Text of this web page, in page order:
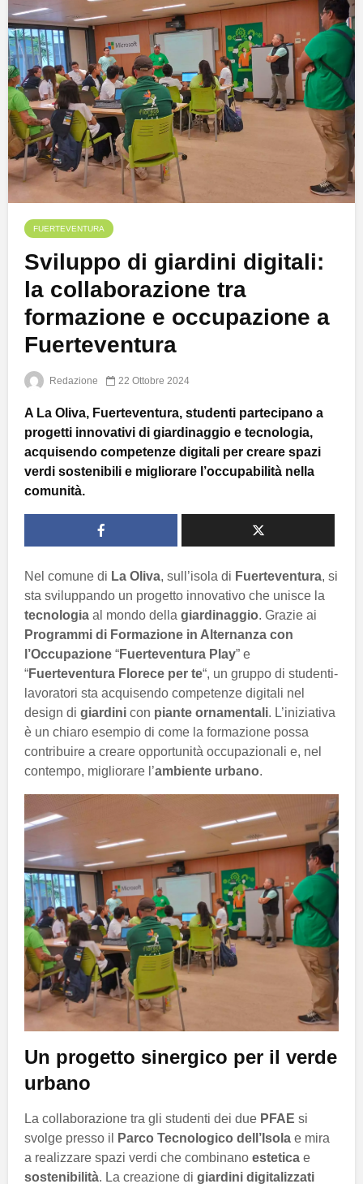
FUERTEVENTURA
Sviluppo di giardini digitali:
la collaborazione tra
formazione e occupazione a
Fuerteventura
Redazione 22 Ottobre 2024
A La Oliva, Fuerteventura, studenti partecipano a
progetti innovativi di giardinaggio e tecnologia,
acquisendo competenze digitali per creare spazi
verdi sostenibili e migliorare l’occupabilità nella
comunità.
Nel comune di La Oliva, sull’isola di Fuerteventura, si
sta sviluppando un progetto innovativo che unisce la
tecnologia al mondo della giardinaggio. Grazie ai
Programmi di Formazione in Alternanza con
l’Occupazione “Fuerteventura Play” e
“Fuerteventura Florece per te“, un gruppo di studenti-
lavoratori sta acquisendo competenze digitali nel
design di giardini con piante ornamentali. L’iniziativa
è un chiaro esempio di come la formazione possa
contribuire a creare opportunità occupazionali e, nel
contempo, migliorare l’ambiente urbano.
Un progetto sinergico per il verde
urbano
La collaborazione tra gli studenti dei due PFAE si
svolge presso il
Parco Tecnologico dell’Isola e mira
a realizzare spazi verdi che combinano estetica e
sostenibilità. La creazione di giardini digitalizzati